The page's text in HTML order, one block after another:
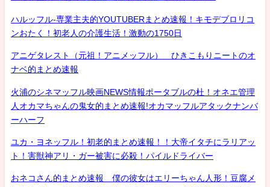
ハルッフル-専業主夫的YOUTUBERまとめ速報！キモデブロリコ
ンおたく！初老人の介護生活！激動の1750日
アニゲタレスト（元祖！アニメッフル） ひきこもりニートのオ
ナベ的まとめ速報
火浦のシネマッフル映画NEWS情報ポータブルの杜！オネエ管理
人オカマちゃんの鬼女的まとめ速報!オカマッフルアタックナンバ
ーハーフ
ユカ・ヨネッフル！初老的まとめ速報！！大帝イタチにラリアッ
ト！害獣神アリ・ガー被害に必殺！パイルドライバー
おネコさん的まとめ速報 僕の彼女はエリーちゃん人形！豆腐メ